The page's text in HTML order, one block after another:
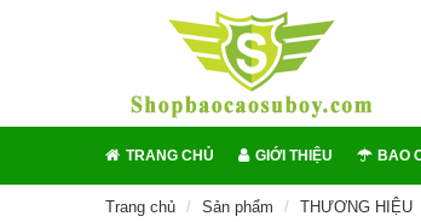
TRANG CHỦ GIỚI THIỆU BAO
Trang chủ Sản phẩm THƯƠNG HIỆU